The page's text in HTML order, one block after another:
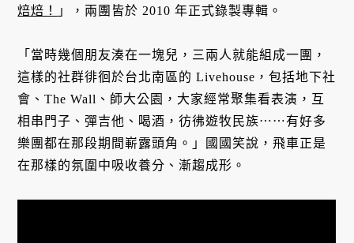
焙焙！
」，兩團皆於 2010 年正式錄製專輯。
「當時幾個朋友湊在一塊兒，三兩人就能組成一團，
這樣的社群徘徊於台北南區的 Livehouse，包括地下社
會、The Wall、師大公園，大家經常聚集看表演，互
相串門子、彈吉他、喝酒，彷彿遊牧民族⋯⋯有好多
樂團都在那段期間嶄露頭角。」國國笑說，飛車正是
在那樣的氛圍中吸收養分、漸趨成形。